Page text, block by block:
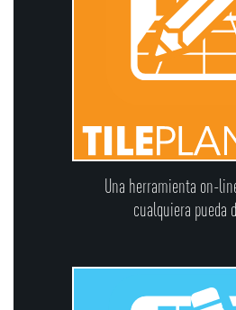
Una herramienta on-
cualquiera pueda